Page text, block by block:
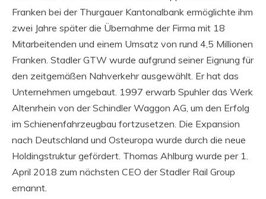
Franken bei der Thurgauer Kantonalbank ermöglichte ihm
zwei Jahre später die Übernahme der Firma mit 18
Mitarbeitenden und einem Umsatz von rund 4,5 Millionen
Franken. Stadler GTW wurde aufgrund seiner Eignung für
den zeitgemäßen Nahverkehr ausgewählt. Er hat das
Unternehmen umgebaut. 1997 erwarb Spuhler das Werk
Altenrhein von der Schindler Waggon AG, um den Erfolg
im Schienenfahrzeugbau fortzusetzen. Die Expansion
nach Deutschland und Osteuropa wurde durch die neue
Holdingstruktur gefördert. Thomas Ahlburg wurde per 1.
April 2018 zum nächsten CEO der Stadler Rail Group
ernannt.